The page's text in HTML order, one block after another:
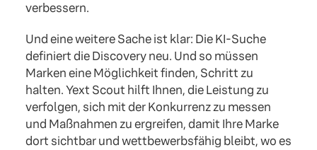
verbessern.
Und eine weitere Sache ist klar: Die KI-Suche
definiert die Discovery neu. Und so müssen
Marken eine Möglichkeit finden, Schritt zu
halten. Yext Scout hilft Ihnen, die Leistung zu
verfolgen, sich mit der Konkurrenz zu messen
und Maßnahmen zu ergreifen, damit Ihre Marke
dort sichtbar und wettbewerbsfähig bleibt, wo es